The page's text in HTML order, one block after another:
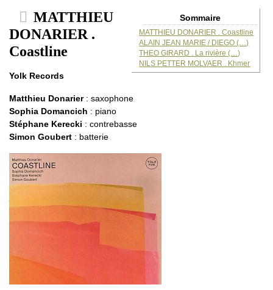
Sommaire
MATTHIEU DONARIER . Coastline
ALAIN JEAN MARIE / DIEGO (…)
THEO GIRARD . La rivière (…)
NILS PETTER MOLVAER . Khmer
MATTHIEU
DONARIER .
Coastline
Yolk Records
Matthieu Donarier: saxophone
Sophia Domancich : piano
Stéphane Kerecki : contrebasse
Simon Goubert : batterie